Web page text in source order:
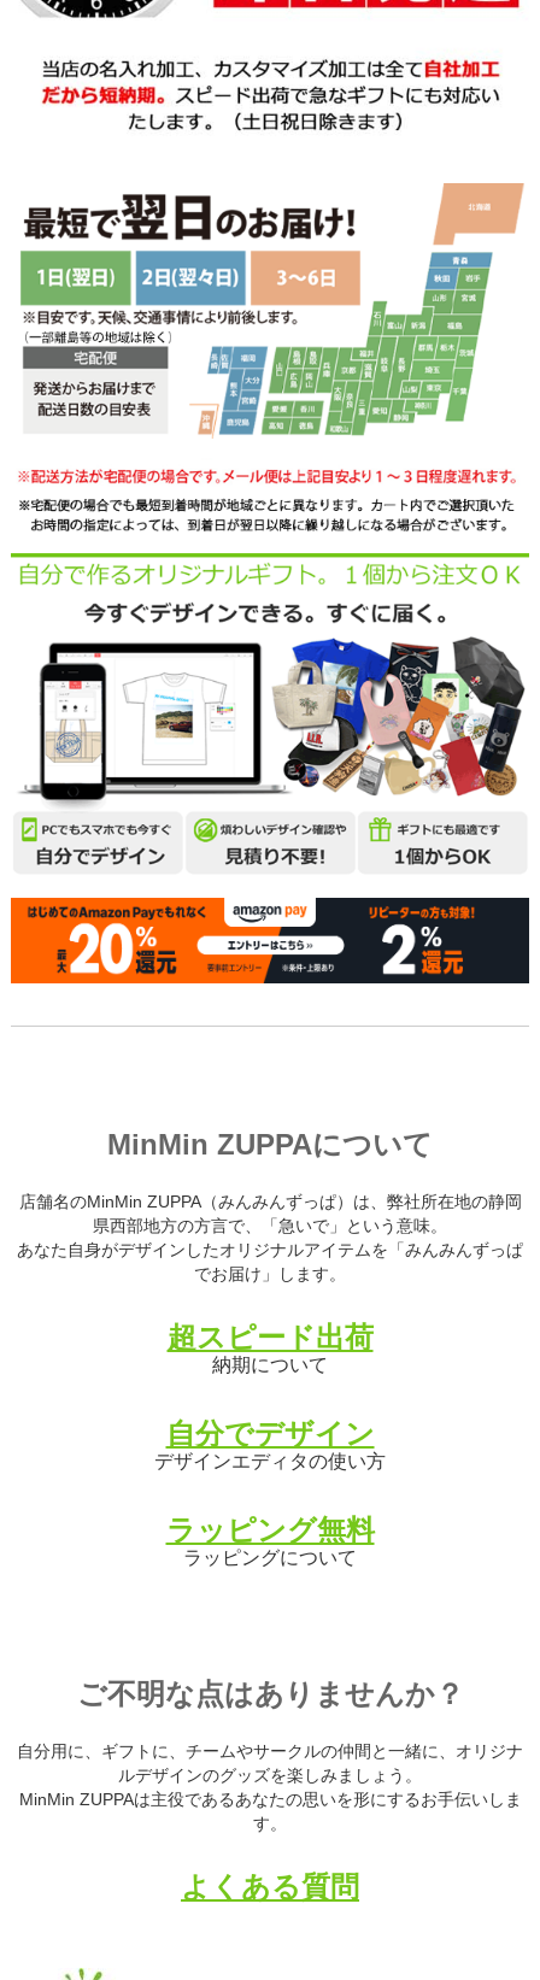
MinMin ZUPPAについて
店舗名のMinMin ZUPPA（みんみんずっぱ）は、弊社所在地の静岡
県西部地方の方言で、「急いで」という意味。
あなた自身がデザインしたオリジナルアイテムを「みんみんずっぱ
でお届け」します。
超スピード出荷
納期について
自分でデザイン
デザインエディタの使い方
ラッピング無料
ラッピングについて
ご不明な点はありませんか？
自分用に、ギフトに、チームやサークルの仲間と一緒に、オリジナ
ルデザインのグッズを楽しみましょう。
MinMin ZUPPAは主役であるあなたの思いを形にするお手伝いしま
す。
よくある質問